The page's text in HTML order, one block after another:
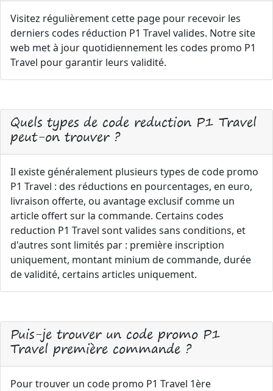
Visitez régulièrement cette page pour recevoir les
derniers codes réduction P1 Travel valides. Notre site
web met à jour quotidiennement les codes promo P1
Travel pour garantir leurs validité.
Quels types de code reduction P1 Travel
peut-on trouver ?
Il existe généralement plusieurs types de code promo
P1 Travel : des réductions en pourcentages, en euro,
livraison offerte, ou avantage exclusif comme un
article offert sur la commande. Certains codes
reduction P1 Travel sont valides sans conditions, et
d'autres sont limités par : première inscription
uniquement, montant minium de commande, durée
de validité, certains articles uniquement.
Puis-je trouver un code promo P1
Travel première commande ?
Pour trouver un code promo P1 Travel 1ère